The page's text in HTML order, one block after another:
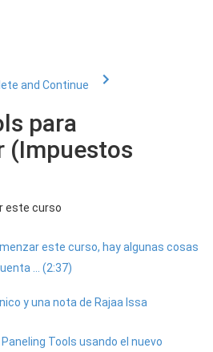
and Continue
para
(Impuestos
este curso
este curso, hay algunas cosas
... (2:37)
y una nota de Rajaa Issa
Tools usando el nuevo